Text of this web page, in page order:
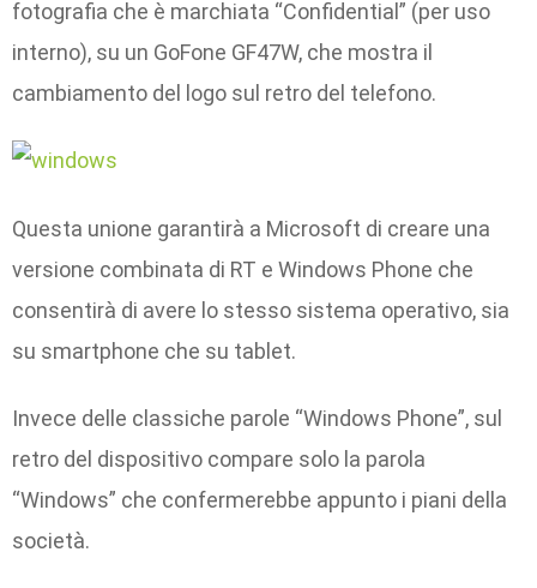
fotografia che è marchiata “Confidential” (per uso
interno), su un GoFone GF47W, che mostra il
cambiamento del logo sul retro del telefono.
Questa unione garantirà a Microsoft di creare una
versione combinata di RT e Windows Phone che
consentirà di avere lo stesso sistema operativo, sia
su smartphone che su tablet.
Invece delle classiche parole “Windows Phone”, sul
retro del dispositivo compare solo la parola
“Windows” che confermerebbe appunto i piani della
società.